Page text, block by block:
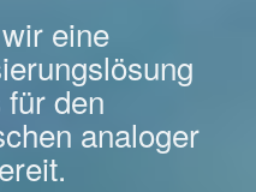
eine
den
analoger